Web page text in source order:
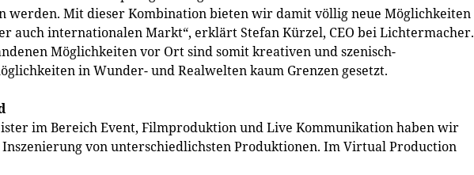
werden. Mit dieser Kombination bieten wir damit völlig neue Möglichkeiten
auch internationalen Markt“, erklärt Stefan Kürzel, CEO bei Lichtermacher.
Möglichkeiten vor Ort sind somit kreativen und szenisch-
in Wunder- und Realwelten kaum Grenzen gesetzt.
im Bereich Event, Filmproduktion und Live Kommunikation haben wir
von unterschiedlichsten Produktionen. Im Virtual Production